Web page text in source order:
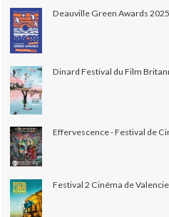
Deauville Green Awards 2025
Dinard Festival du Film
Effervescence - Festival de
Festival 2 Cinéma de